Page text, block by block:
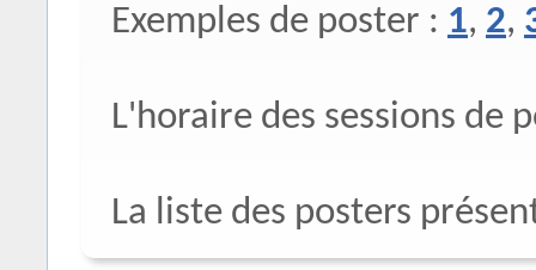
Exemples de poster : 1, 2,
L'horaire des sessions de
La liste des posters